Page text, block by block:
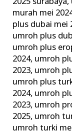
murah mei
plus dubai mei
umroh plus
umroh plus
2024, umroh
2023, umroh
umroh plus
2024, umroh
2023, umroh
2025, umroh
umroh turki